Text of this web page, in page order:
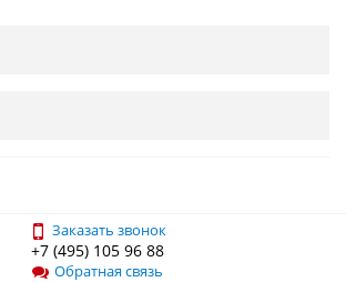
Заказать звонок
+7 (495) 105 96 88
Обратная связь